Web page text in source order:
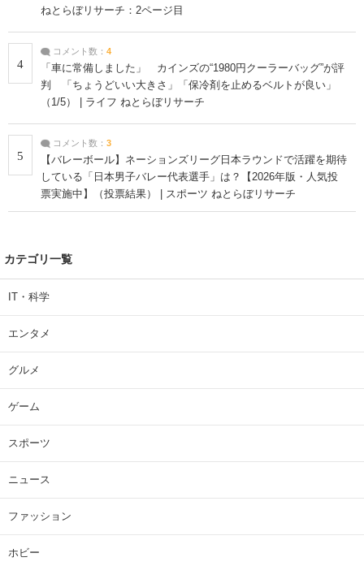
ねとらぼリサーチ：2ページ目
4
コメント数： 4
「車に常備しました」 カインズの“1980円クーラーバッグ”が評
判 「ちょうどいい大きさ」「保冷剤を止めるベルトが良い」
（1/5） | ライフ ねとらぼリサーチ
5
コメント数： 3
【バレーボール】ネーションズリーグ日本ラウンドで活躍を期待
している「日本男子バレー代表選手」は？【2026年版・人気投
票実施中】（投票結果） | スポーツ ねとらぼリサーチ
カテゴリ一覧
IT・科学
エンタメ
グルメ
ゲーム
スポーツ
ニュース
ファッション
ホビー